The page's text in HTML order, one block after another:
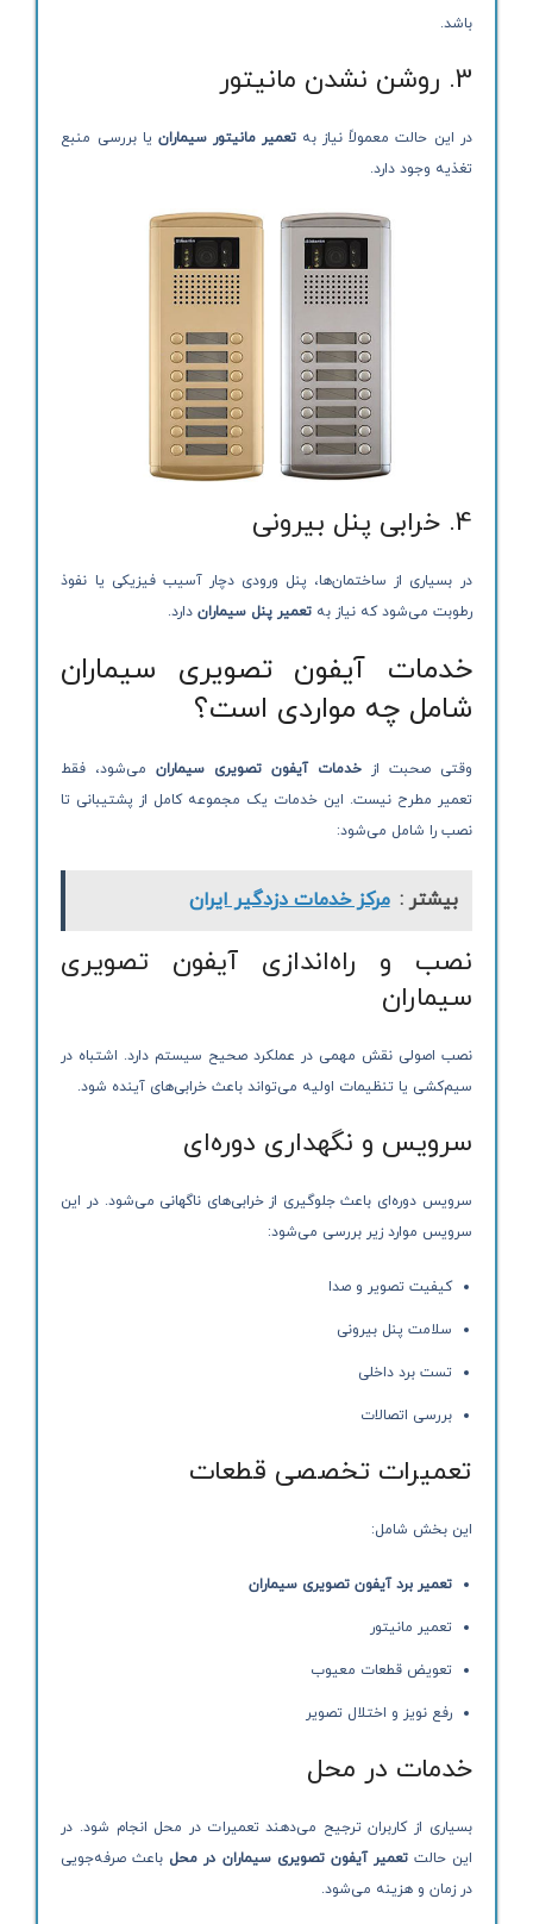
باشد.
3. روشن نشدن مانیتور
در این حالت معمولاً نیاز بهتعمیر مانیتور سیماران یا بررسی منبع
تغذیه وجود دارد.
4. خرابی پنل بیرونی
در بسیاری از ساختمان‌ها، پنل ورودی دچار آسیب فیزیکی یا نفوذ
رطوبت می‌شود که نیاز بهتعمیر پنل سیماران دارد.
خدمات آیفون تصویری سیماران
شامل چه مواردی است؟
وقتی صحبت ازخدمات آیفون تصویری سیمارانمی‌شود، فقط
تعمیر مطرح نیست. این خدمات یک مجموعه کامل از پشتیبانی تا
نصب را شامل می‌شود:
بیشتر : مرکز خدمات دزدگیر ایران
نصب و راه‌اندازی آیفون تصویری
سیماران
نصب اصولی نقش مهمی در عملکرد صحیح سیستم دارد. اشتباه در
سیم‌کشی یا تنظیمات اولیه می‌تواند باعث خرابی‌های آینده شود.
سرویس و نگهداری دوره‌ای
سرویس دوره‌ای باعث جلوگیری از خرابی‌های ناگهانی می‌شود. در این
سرویس موارد زیر بررسی می‌شود:
کیفیت تصویر و صدا
سلامت پنل بیرونی
تست برد داخلی
بررسی اتصالات
تعمیرات تخصصی قطعات
این بخش شامل:
تعمیر برد آیفون تصویری سیماران
تعمیر مانیتور
تعویض قطعات معیوب
رفع نویز و اختلال تصویر
خدمات در محل
بسیاری از کاربران ترجیح می‌دهند تعمیرات در محل انجام شود. در
این حالتتعمیر آیفون تصویری سیماران در محل باعث صرفه‌جویی
در زمان و هزینه می‌شود.